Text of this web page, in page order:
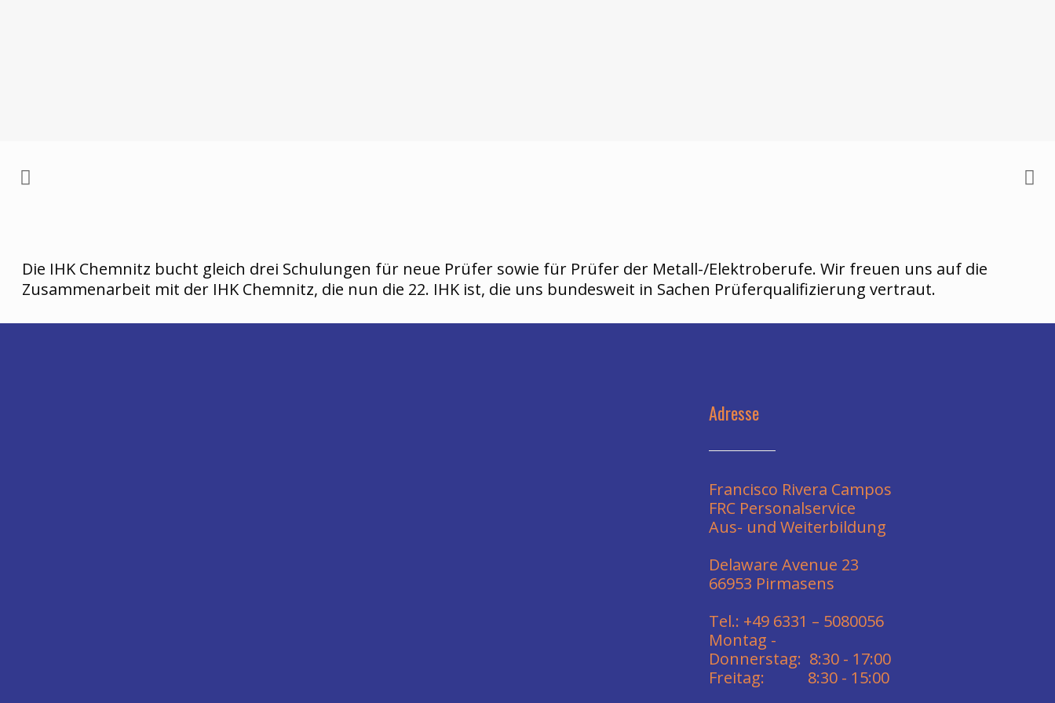
Die IHK Chemnitz bucht gleich drei Schulungen für neue Prüfer sowie für Prüfer der Metall-/Elektroberufe. Wir freuen uns auf die
Zusammenarbeit mit der IHK Chemnitz, die nun die 22. IHK ist, die uns bundesweit in Sachen Prüferqualifizierung vertraut.
Adresse
Francisco Rivera Campos
FRC Personalservice
Aus- und Weiterbildung
Delaware Avenue 23
66953 Pirmasens
Tel.: +49 6331 – 5080056
Montag -
Donnerstag: 8:30 - 17:00
Freitag: 8:30 - 15:00